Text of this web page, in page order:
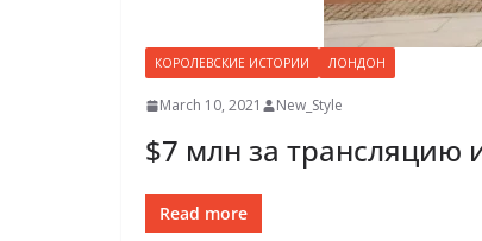
КОРОЛЕВСКИЕ ИСТОРИИ ЛОНДОН
March 10, 2021 New_Style
$7 млн за
Read more